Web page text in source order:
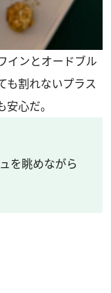
インとオードブル
も割れないプラス
心だ。
を眺めながら